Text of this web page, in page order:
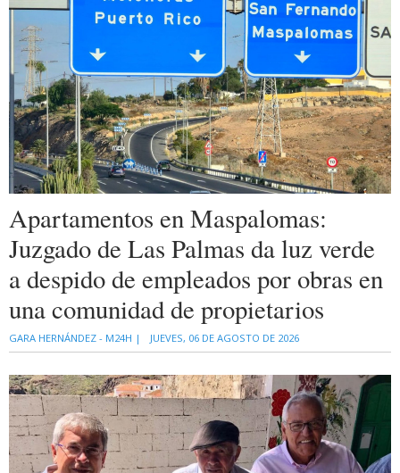
Apartamentos en Maspalomas:
Juzgado de Las Palmas da luz verde
a despido de empleados por obras en
una comunidad de propietarios
GARA HERNÁNDEZ - M24H | JUEVES, 06 DE AGOSTO DE 2026